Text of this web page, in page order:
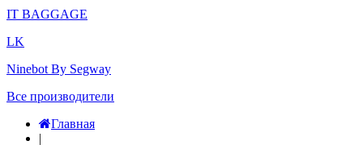
IT BAGGAGE
LK
Ninebot By Segway
Все производители
Главная
|